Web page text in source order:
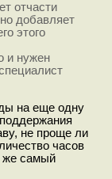
отчасти
добавляет
этого
и нужен
на еще одну
не проще ли
часов
же самый